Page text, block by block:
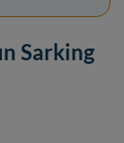
Sarking